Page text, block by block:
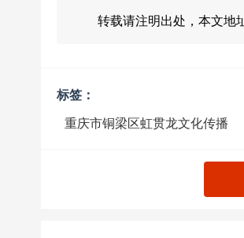
转载请注明出处，本文地
标签：
重庆市铜梁区虹贯龙文化传播